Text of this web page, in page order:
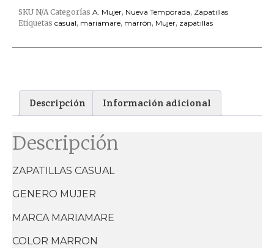
SKU N/ACategorías A. Mujer, Nueva Temporada, Zapatillas
Etiquetas casual, mariamare, marrón, Mujer, zapatillas
Descripción Información adicional
Descripción
ZAPATILLAS CASUAL
GENERO MUJER
MARCA MARIAMARE
COLOR MARRON